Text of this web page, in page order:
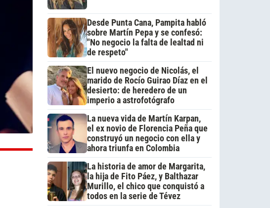
Desde Punta Cana, Pampita habló
sobre Martín Pepa y se confesó:
"No negocio la falta de lealtad ni
de respeto"
El nuevo negocio de Nicolás, el
marido de Rocío Guirao Díaz en el
desierto: de heredero de un
imperio a astrofotógrafo
La nueva vida de Martín Karpan,
el ex novio de Florencia Peña que
construyó un negocio con ella y
ahora triunfa en Colombia
La historia de amor de Margarita,
la hija de Fito Páez, y Balthazar
Murillo, el chico que conquistó a
todos en la serie de Tévez